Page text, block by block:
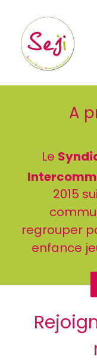
contenu
A
Le
2015
regrouper
enfance